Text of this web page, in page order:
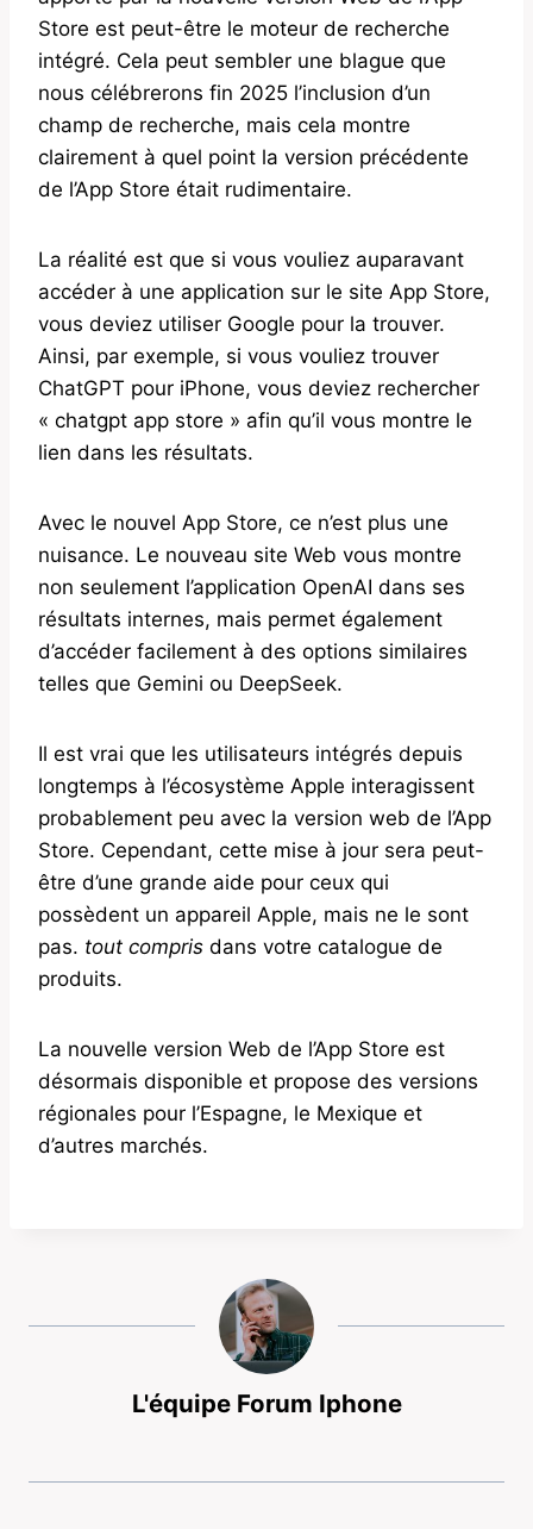
Store est peut-être le moteur de recherche
intégré. Cela peut sembler une blague que
nous célébrerons fin 2025 l’inclusion d’un
champ de recherche, mais cela montre
clairement à quel point la version précédente
de l’App Store était rudimentaire.
La réalité est que si vous vouliez auparavant
accéder à une application sur le site App Store,
vous deviez utiliser Google pour la trouver.
Ainsi, par exemple, si vous vouliez trouver
ChatGPT pour iPhone, vous deviez rechercher
« chatgpt app store » afin qu’il vous montre le
lien dans les résultats.
Avec le nouvel App Store, ce n’est plus une
nuisance. Le nouveau site Web vous montre
non seulement l’application OpenAI dans ses
résultats internes, mais permet également
d’accéder facilement à des options similaires
telles que Gemini ou DeepSeek.
Il est vrai que les utilisateurs intégrés depuis
longtemps à l’écosystème Apple interagissent
probablement peu avec la version web de l’App
Store. Cependant, cette mise à jour sera peut-
être d’une grande aide pour ceux qui
possèdent un appareil Apple, mais ne le sont
pas. tout compris dans votre catalogue de
produits.
La nouvelle version Web de l’App Store est
désormais disponible et propose des versions
régionales pour l’Espagne, le Mexique et
d’autres marchés.
L'équipe Forum Iphone